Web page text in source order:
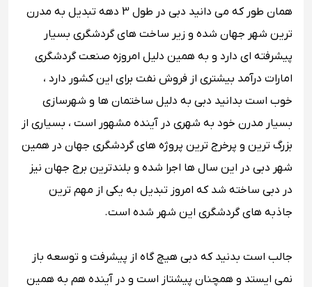
همان طور که می دانید دبی در طول 3 دهه تبدیل به مدرن
ترین شهر جهان شده و زیر ساخت های گردشگری بسیار
پیشرفته ای دارد و به همین دلیل امروزه صنعت گردشگری
امارات درآمد بیشتری از فروش نفت برای این کشور دارد ،
خوب است بدانید دبی به دلیل ساختمان ها و شهرسازی
بسیار مدرن خود به شهری در آینده مشهور است ، بسیاری از
بزرگ ترین و پرخرج ترین پروژه‌ های گردشگری جهان در همین
شهر دبی در این سال ها اجرا شده و بلندترین برج جهان نیز
در دبی ساخته شد که امروز تبدیل به یکی از مهم ترین
جاذبه های گردشگری این شهر شده است.
جالب است بدنید که دبی هیچ گاه از پیشرفت و توسعه باز
نمی ایستد و همچنان پیشتاز است و در آینده هم به همین